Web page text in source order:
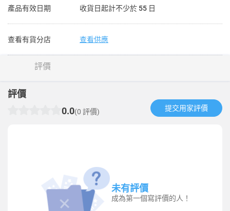
產品有效日期 收貨日起計不少於 55 日
查看有貨分店 查看供應
評價
評價
0.0(0 評價) 提交用家評價​
未有評價
成為第一個寫評價的人！